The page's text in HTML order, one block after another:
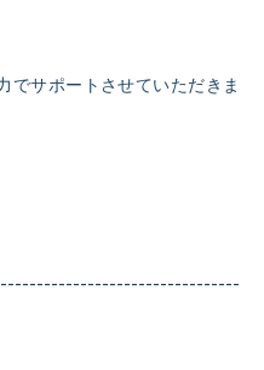
でサポートさせていただきま